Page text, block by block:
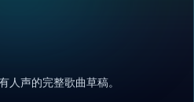
人声的完整歌曲草稿。